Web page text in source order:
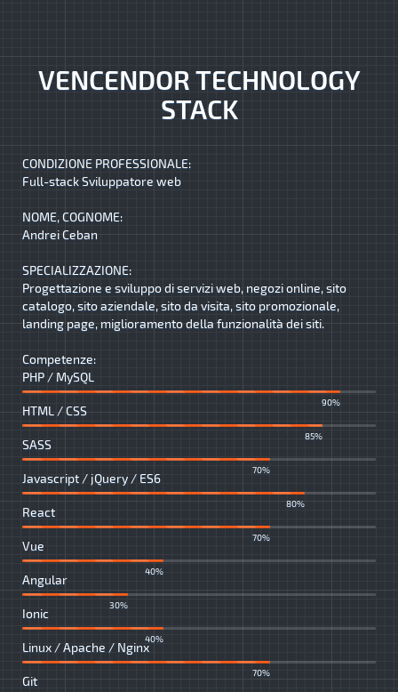
VENCENDOR TECHNOLOGY
STACK
CONDIZIONE PROFESSIONALE:
Full-stack Sviluppatore web
NOME, COGNOME:
Andrei Ceban
SPECIALIZZAZIONE:
Progettazione e sviluppo di servizi web, negozi online, sito
catalogo, sito aziendale, sito da visita, sito promozionale,
landing page, miglioramento della funzionalità dei siti.
Competenze:
PHP / MySQL
90%
HTML / CSS
85%
SASS
70%
Javascript / jQuery / ES6
80%
React
70%
Vue
40%
Angular
30%
Ionic
40%
Linux / Apache / Nginx
70%
Git